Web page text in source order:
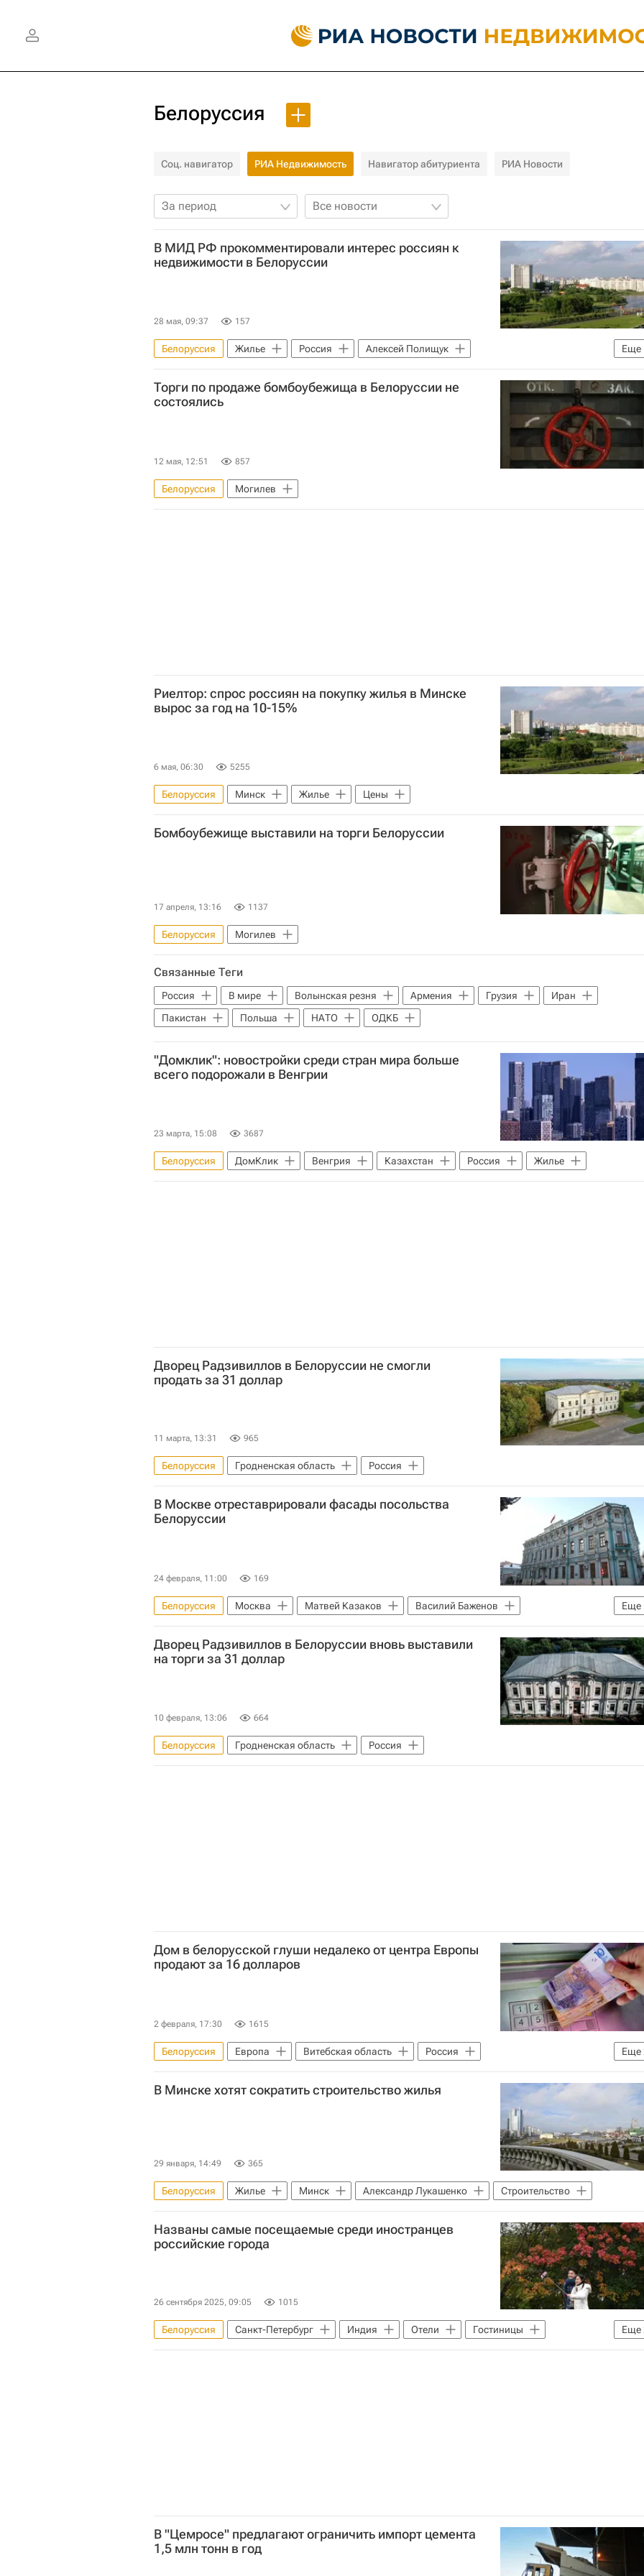
Белоруссия
Соц. навигатор РИА Недвижимость Навигатор абитуриента РИА Новости
За период Все новости
В МИД РФ прокомментировали интерес россиян к
недвижимости в Белоруссии
28 мая, 09:37 157
Еще
Белоруссия Жилье Россия
Алексей Полищук
Министерство иностранных дел Российской Федерации (МИД РФ)
Торги по продаже бомбоубежища в Белоруссии не
состоялись
12 мая, 12:51 857
Белоруссия Могилев
Риелтор: спрос россиян на покупку жилья в Минске
вырос за год на 10-15%
6 мая, 06:30 5255
Белоруссия Минск Жилье Цены
Бомбоубежище выставили на торги Белоруссии
17 апреля, 13:16 1137
Белоруссия Могилев
Связанные Теги
Россия В мире Волынская резня Армения Грузия
Иран
Пакистан
Польша НАТО ОДКБ
"Домклик": новостройки среди стран мира больше
всего подорожали в Венгрии
23 марта, 15:08 3687
Белоруссия ДомКлик Венгрия Казахстан Россия Жилье
Дворец Радзивиллов в Белоруссии не смогли
продать за 31 доллар
11 марта, 13:31 965
Белоруссия Гродненская область Россия
В Москве отреставрировали фасады посольства
Белоруссии
24 февраля, 11:00 169
Еще
Белоруссия Москва Матвей Казаков
Василий Баженов
Мосгорнаследие
Дворец Радзивиллов в Белоруссии вновь выставили
на торги за 31 доллар
10 февраля, 13:06 664
Белоруссия Гродненская область Россия
Дом в белорусской глуши недалеко от центра Европы
продают за 16 долларов
2 февраля, 17:30 1615
Еще
Белоруссия Европа Витебская область
Россия
Загородная недвижимость
Цены
В Минске хотят сократить строительство жилья
29 января, 14:49 365
Белоруссия Жилье Минск Александр Лукашенко Строительство
Названы самые посещаемые среди иностранцев
российские города
26 сентября 2025, 09:05 1015
Еще
Белоруссия Санкт-Петербург Индия Отели
Гостиницы
Коммерческая недвижимость
Москва
В "Цемросе" предлагают ограничить импорт цемента
1,5 млн тонн в год